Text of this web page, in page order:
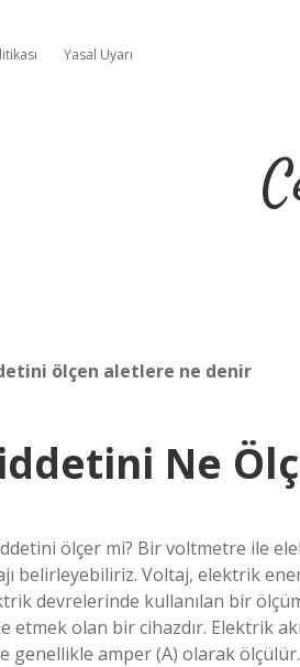
Yasal Uyarı
ölçen aletlere ne denir
Ne
ölçer mi? Bir voltmetre ile
belirleyebiliriz. Voltaj, elektrik
devrelerinde kullanılan bir ölçüm
olan bir cihazdır. Elektrik
genellikle amper (A) olarak